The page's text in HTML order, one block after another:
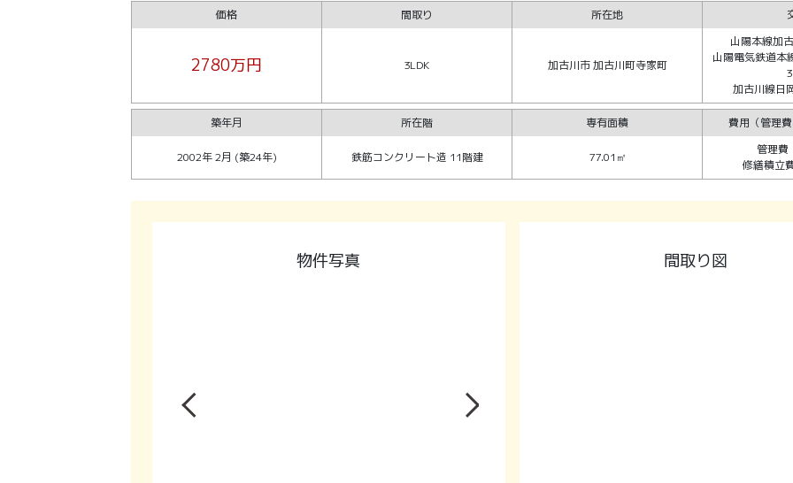
価格 間取り 所在地
2780万円 3LDK 加古川市 加古川町寺家町
山陽本線加
山陽電気鉄道
加古川線日
築年月 所在階 専有面積 費用（管理
2002年 2月 (築24年) 鉄筋コンクリート造 11階建 77.01㎡
管理費
修繕積立
物件写真 間取り図